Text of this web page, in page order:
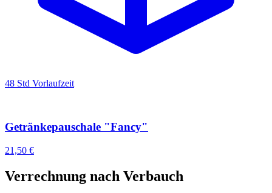
48 Std Vorlaufzeit
Getränkepauschale "Fancy"
21,50 €
Verrechnung nach Verbauch